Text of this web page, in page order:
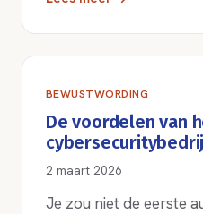
BEWUSTWORDING
De voordelen van
2 maart 2026
Je zou niet de eerste